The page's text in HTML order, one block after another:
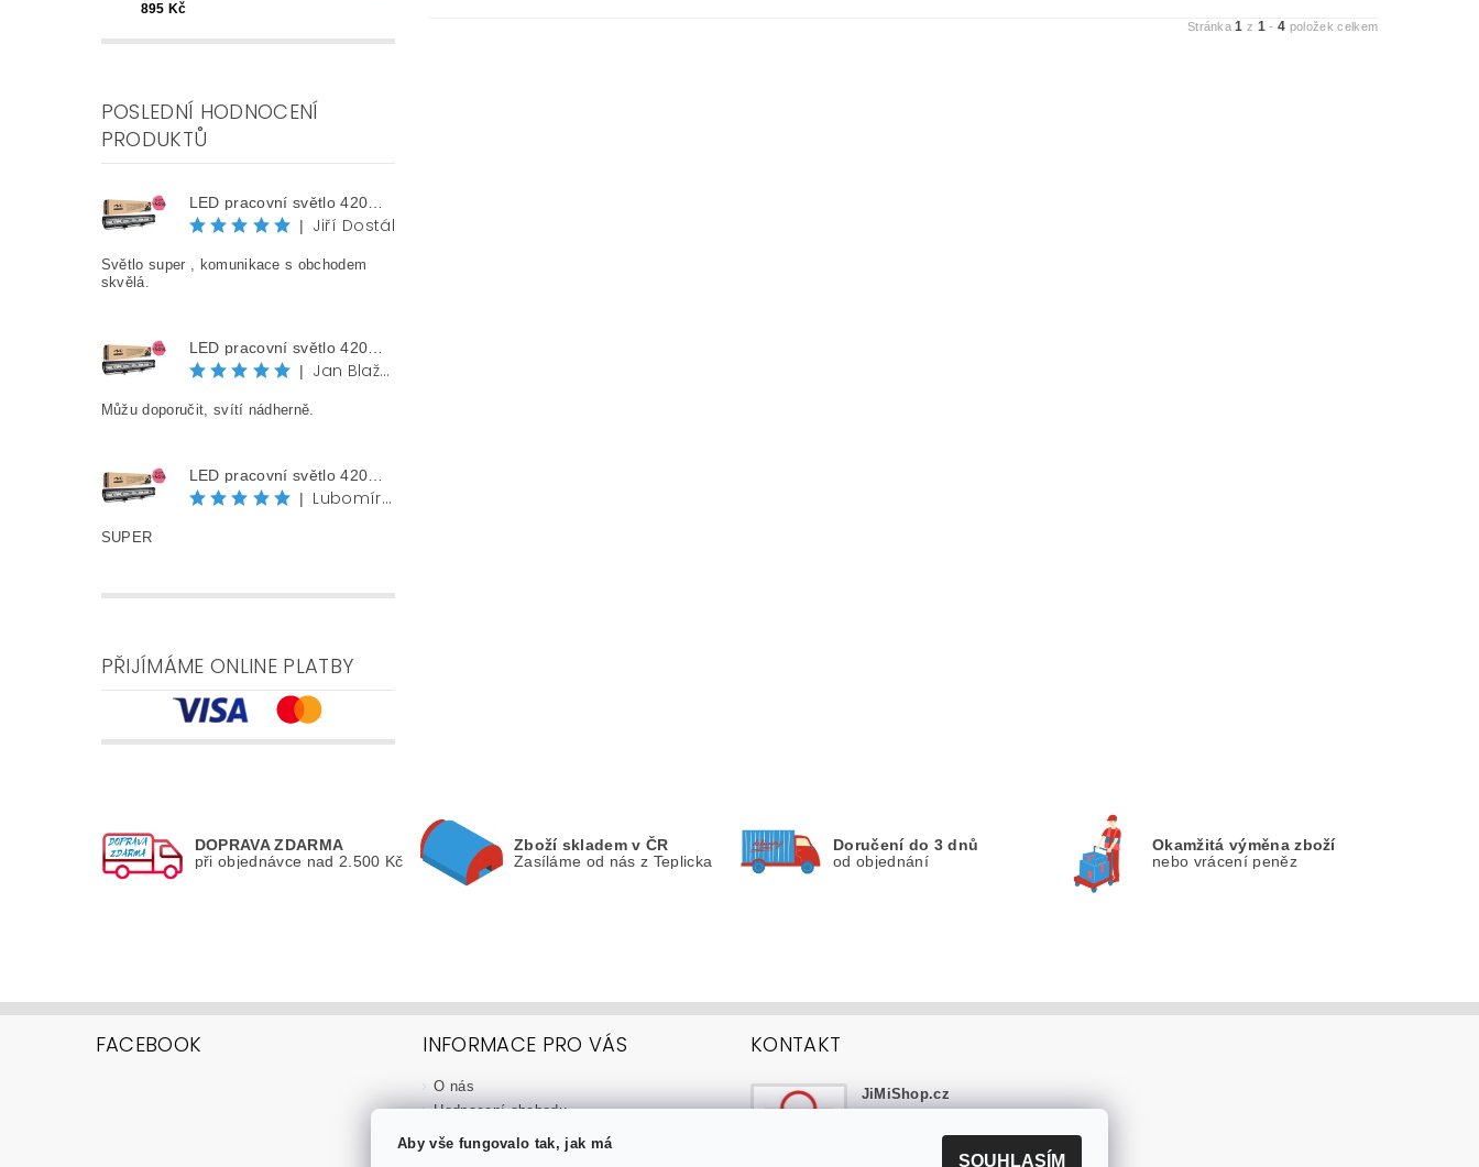
895 Kč
POSLEDNÍ HODNOCENÍ
PRODUKTŮ
|
Jiří Dostál
Světlo super , komunikace s obchodem
skvělá.
|
Jan Blažek
Můžu doporučit, svítí nádherně.
|
Lubomír Jurák
SUPER
PŘIJÍMÁME ONLINE PLATBY
Stránka1 z 1 -4 položek celkem
DOPRAVA ZDARMA
při objednávce nad 2.500 Kč
Zboží skladem v ČR
Zasíláme od nás z Teplicka
Doručení do 3 dnů
od objednání
Okamžitá výměna zboží
nebo vrácení peněz
FACEBOOK INFORMACE PRO VÁS
O nás
Hodnocení obchodu
Proč nakupovat právě u nás?
KONTAKT
JiMiShop.cz
Náš Facebook ZDE
Aby vše fungovalo tak, jak má
SOUHLASÍM